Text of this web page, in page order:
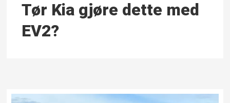
Tør Kia gjøre dette med
EV2?